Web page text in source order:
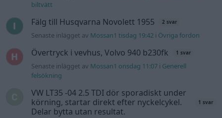
biltvätt
Fälg till Husqvarna Novolett 1955 2 svar
Senaste inlägget av Mossan1 tisdag 19:42 i Övriga fordon
Övertryck i vevhus, Volvo 940 b230fk 1 svar
Senaste inlägget av Mossan1 onsdag 11:07 i Generell
felsökning
VW LT35 -04 2.5 TDI dör sporadiskt under
körning, startar direkt efter nyckelcykel.
Delar bytta utan resultat.
1 svar